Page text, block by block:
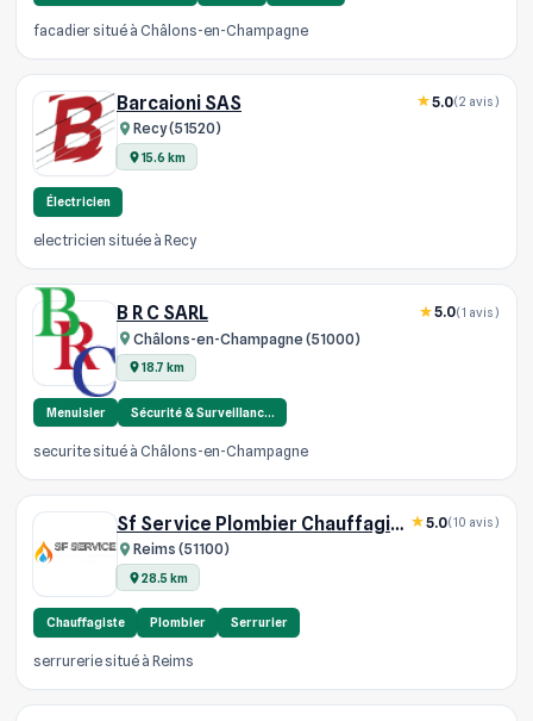
facadier situé à Châlons-en-Champagne
Barcaioni SAS
Recy (51520)
15.6 km
5.0(2 avis)
Électricien
electricien située à Recy
B R C SARL
Châlons-en-Champagne (51000)
18.7 km
5.0(1 avis)
Menuisier Sécurité & Surveillanc…
securite situé à Châlons-en-Champagne
Sf Service Plombier Chauffagiste
Reims (51100)
28.5 km
5.0(10 avis)
Chauffagiste Plombier Serrurier
serrurerie situé à Reims